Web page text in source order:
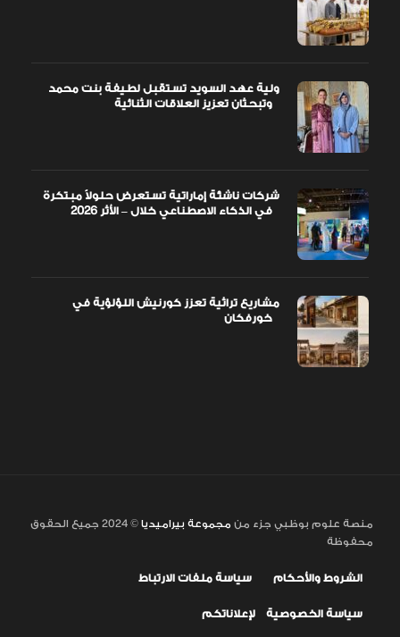
ولية عهد السويد تستقبل لطيفة بنت محمد
شركات ناشئة إماراتية تستعرض حلولاً مبتكرة
مشاريع تراثية تعزز كورنيش اللؤلؤية في
منصة علوم بوظبي جزء من مجموعة بيراميديا
© 2024 جميع الحقوق
محفوظة
الشروط والأحكام سياسة ملفات الارتباط
سياسة الخصوصية لإعلاناتكم